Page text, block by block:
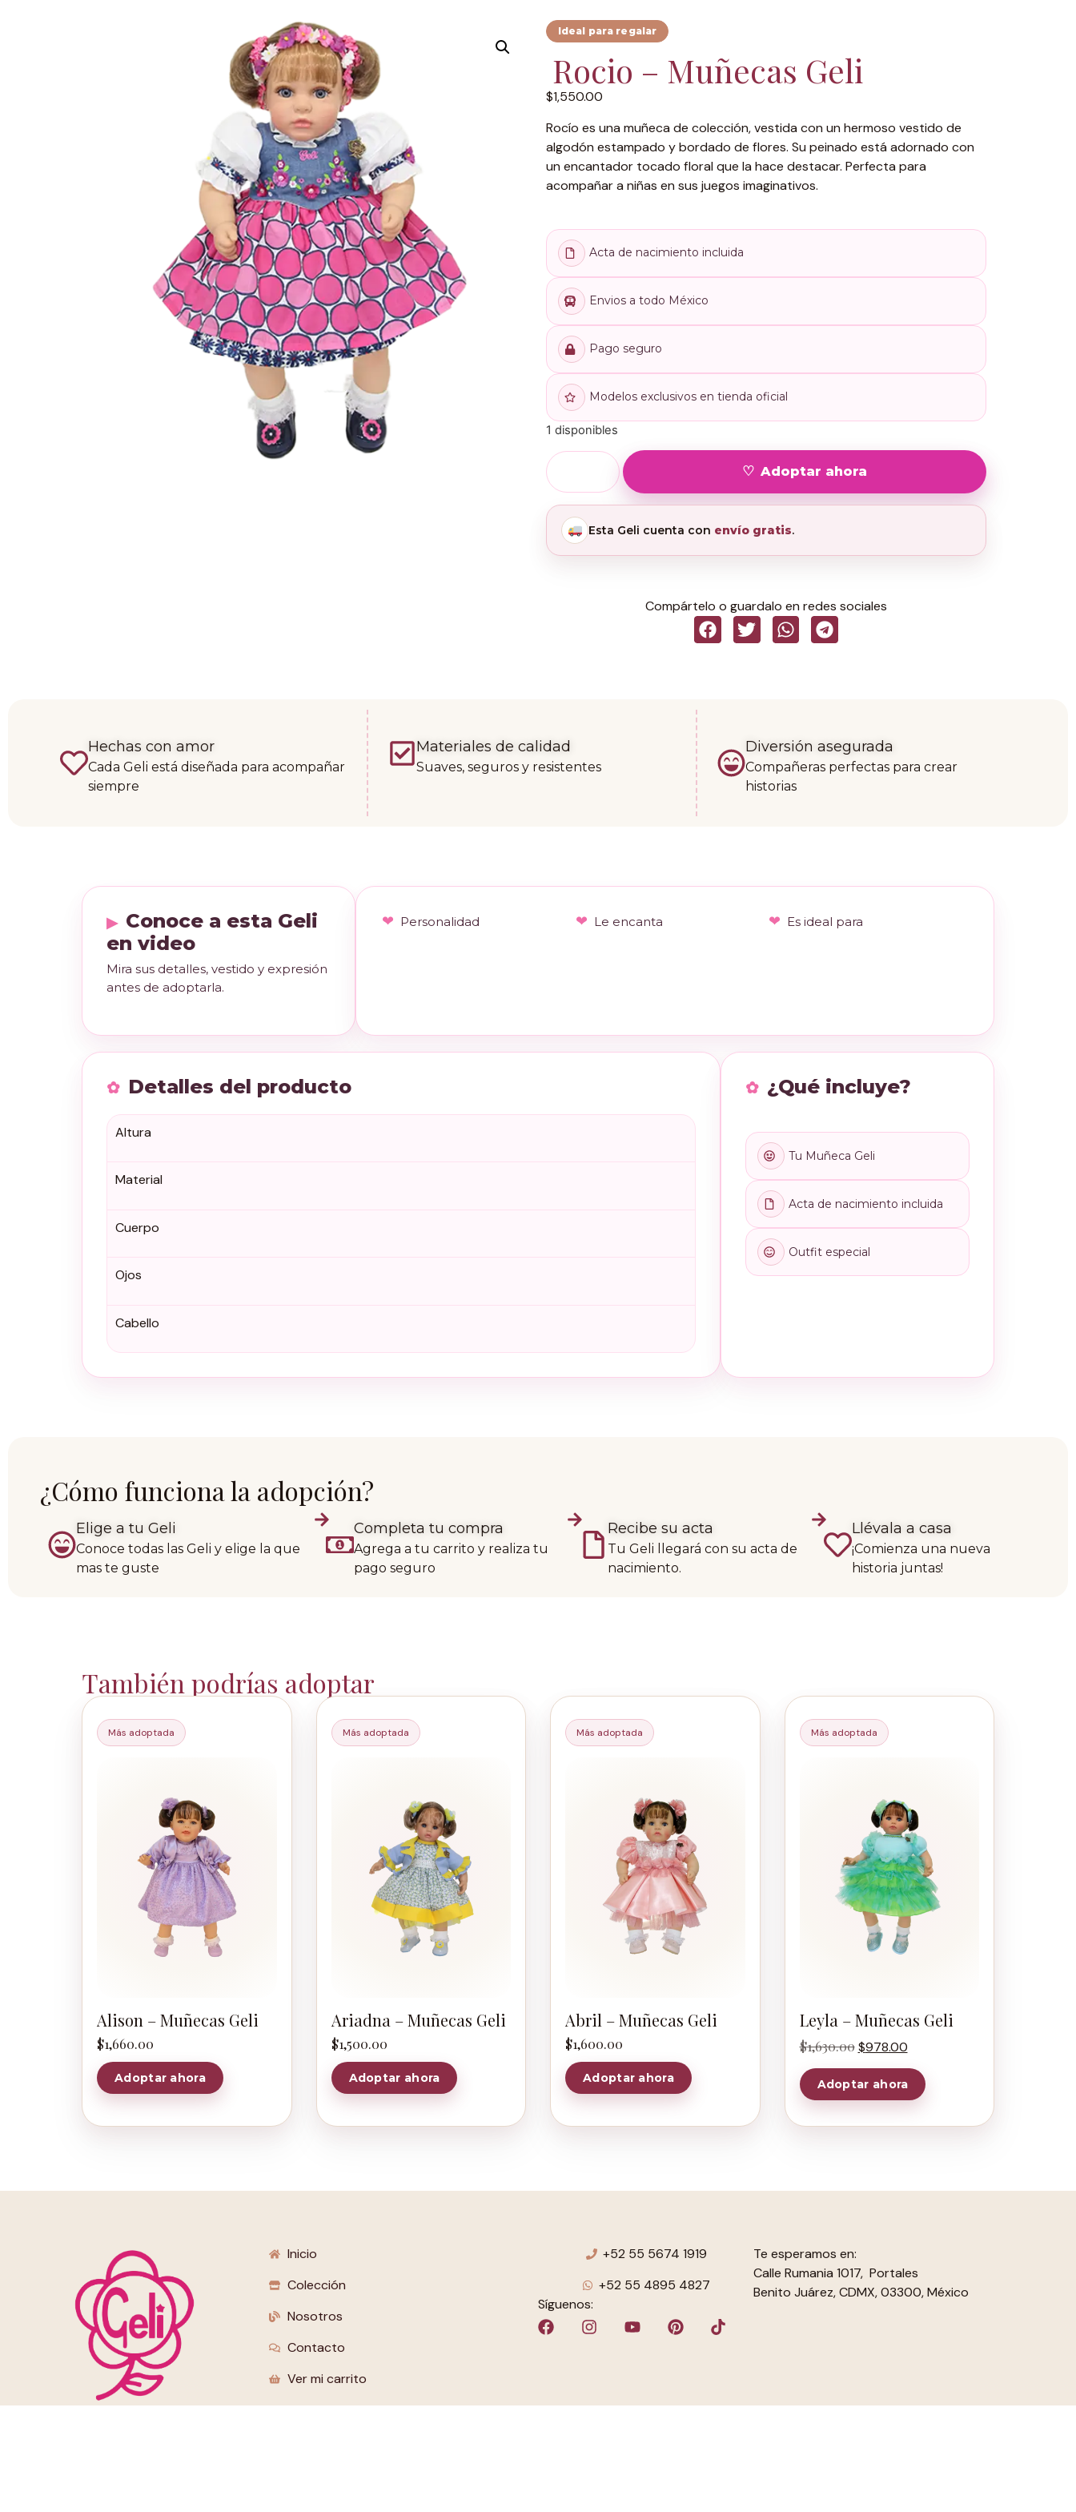
Ideal para regalar
Rocio – Muñecas Geli
$1,550.00
Rocío es una muñeca de colección, vestida con un hermoso vestido de
algodón estampado y bordado de flores. Su peinado está adornado con
un encantador tocado floral que la hace destacar. Perfecta para
acompañar a niñas en sus juegos imaginativos.
Acta de nacimiento incluida
Envios a todo México
Pago seguro
Modelos exclusivos en tienda oficial
1 disponibles
Adoptar ahora
Esta Geli cuenta con envío gratis.
Compártelo o guardalo en redes sociales
Hechas con amor
Cada Geli está diseñada para acompañar
siempre
Materiales de calidad
Suaves, seguros y resistentes
Diversión asegurada
Compañeras perfectas para crear
historias
Conoce a esta Geli
en video
Mira sus detalles, vestido y expresión
antes de adoptarla.
Personalidad Le encanta Es ideal para
Detalles del producto
Altura
Material
Cuerpo
Ojos
Cabello
¿Qué incluye?
Tu Muñeca Geli
Acta de nacimiento incluida
Outfit especial
¿Cómo funciona la adopción?
Elige a tu Geli
Conoce todas las Geli y elige la que
mas te guste
Completa tu compra
Agrega a tu carrito y realiza tu
pago seguro
Recibe su acta
Tu Geli llegará con su acta de
nacimiento.
Llévala a casa
¡Comienza una nueva
historia juntas!
También podrías adoptar
Más adoptada
Alison – Muñecas Geli
$1,660.00
Adoptar ahora
Más adoptada
Ariadna – Muñecas Geli
$1,500.00
Adoptar ahora
Más adoptada
Abril – Muñecas Geli
$1,600.00
Adoptar ahora
Más adoptada
Leyla – Muñecas Geli
$1,630.00 $978.00
Adoptar ahora
Inicio
Colección
Nosotros
Contacto
Ver mi carrito
+52 55 5674 1919
+52 55 4895 4827
Síguenos:
Te esperamos en:
Calle Rumania 1017, Portales
Benito Juárez, CDMX, 03300, México